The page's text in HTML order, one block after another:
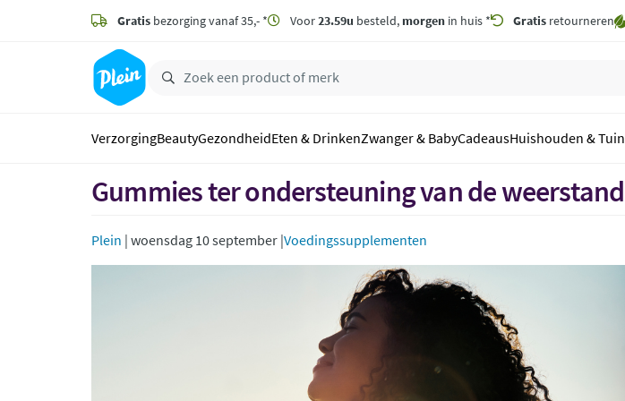
zoeken
hoofdinhoud
Gratis bezorging vanaf 35,- * Voor23.59u besteld, morgen in huis * Gratis retourneren
VerzorgingBeautyGezondheidEten & DrinkenZwanger & BabyCadeausHuishouden & Tuin
Gummies ter ondersteuning van de weerstand
Plein | woensdag 10 september |Voedingssupplementen